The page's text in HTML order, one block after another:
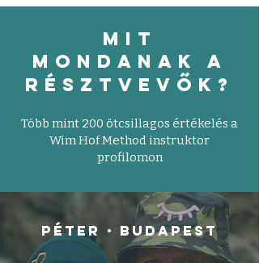
mit
mondanak a
résztvevők?
Több mint 200 ötcsillagos értékelés a
Wim Hof Method instruktor
profilomon
Péter • Budapest